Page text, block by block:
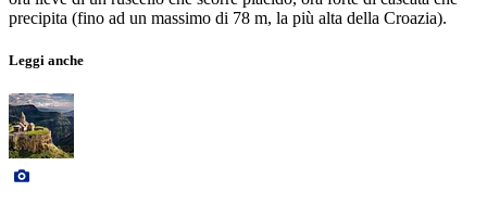
precipita (fino ad un massimo di 78 m, la più alta della Croazia).
Leggi anche